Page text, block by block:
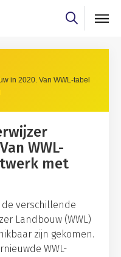
in 2020. Van WWL-tabel
WWL-
met
verschillende
Landbouw (WWL)
zijn gekomen.
WWL-